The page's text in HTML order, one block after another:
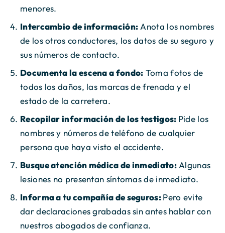
menores.
Intercambio de información: Anota los nombres
de los otros conductores, los datos de su seguro y
sus números de contacto.
Documenta la escena a fondo: Toma fotos de
todos los daños, las marcas de frenada y el
estado de la carretera.
Recopilar información de los testigos: Pide los
nombres y números de teléfono de cualquier
persona que haya visto el accidente.
Busque atención médica de inmediato:Algunas
lesiones no presentan síntomas de inmediato.
Informa a tu compañía de seguros:Pero evite
dar declaraciones grabadas sin antes hablar con
nuestros abogados de confianza.